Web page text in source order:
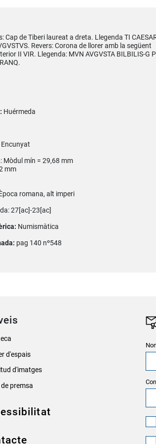
Cap de Tiberi laureat a dreta. Llegenda TI
Revers: Corona de llorer amb la següent
II VIR. Llegenda: MVN AVGVSTA BILBILIS-G
Huérmeda
Mòdul mín = 29,68 mm
mm
romana, alt imperi
27[ac]-23[ac]
Numismàtica
pag 140 nº548
d'espais
d'imatges
premsa